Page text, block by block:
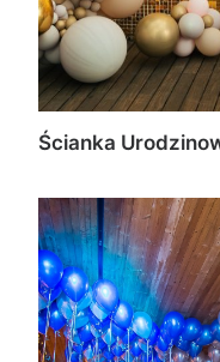
Ścianka